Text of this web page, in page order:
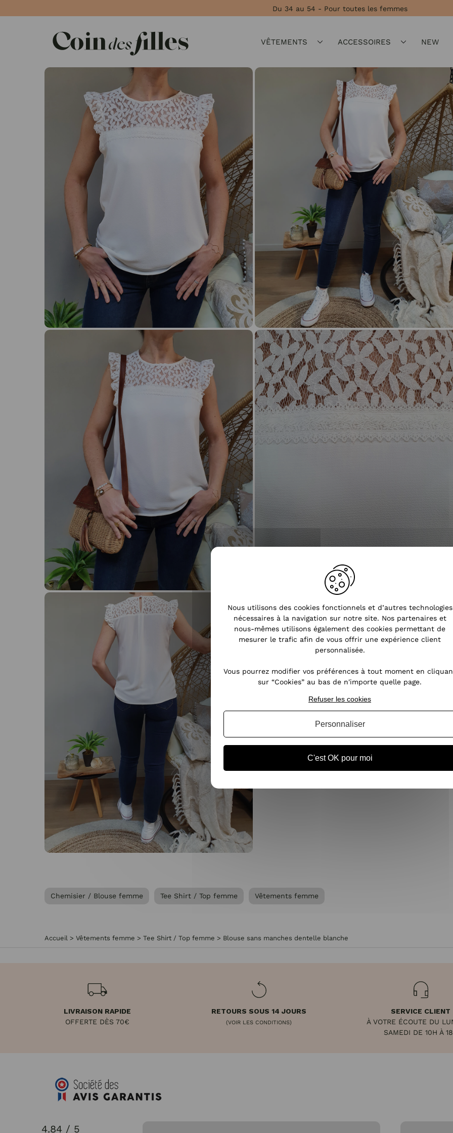
Du 34 au 54 - Pour toutes les femmes
VÊTEMENTS ACCESSOIRES NEW
Chemisier / Blouse femme Tee Shirt / Top femme Vêtements femme
Accueil > Vêtements femme > Tee Shirt / Top femme > Blouse sans manches dentelle blanche
LIVRAISON RAPIDE
OFFERTE DÈS 70€
RETOURS SOUS 14 JOURS
(VOIR LES CONDITIONS)
SERVICE CLIENT
À VOTRE ÉCOUTE DU
SAMEDI DE 10H À
4.84 / 5
Nous utilisons des cookies fonctionnels et d’autres technologies
nécessaires à la navigation sur notre site. Nos partenaires et
nous-mêmes utilisons également des cookies permettant de
mesurer le trafic afin de vous offrir une expérience client
personnalisée.
Vous pourrez modifier vos préférences à tout moment en
sur “Cookies” au bas de n'importe quelle page.
C'est OK pour moi
Refuser les cookies
Personnaliser